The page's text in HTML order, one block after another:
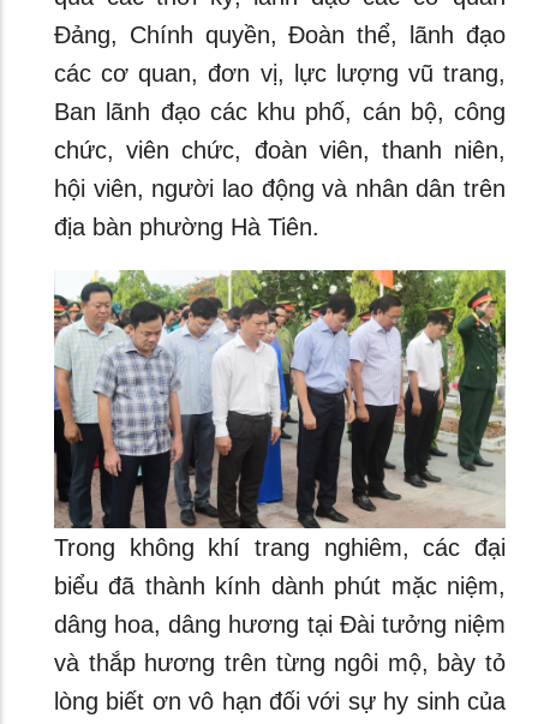
Đảng, Chính quyền, Đoàn thể, lãnh đạo
các cơ quan, đơn vị, lực lượng vũ trang,
Ban lãnh đạo các khu phố, cán bộ, công
chức, viên chức, đoàn viên, thanh niên,
hội viên, người lao động và nhân dân trên
địa bàn phường Hà Tiên.
Trong không khí trang nghiêm, các đại
biểu đã thành kính dành phút mặc niệm,
dâng hoa, dâng hương tại Đài tưởng niệm
và thắp hương trên từng ngôi mộ, bày tỏ
lòng biết ơn vô hạn đối với sự hy sinh của